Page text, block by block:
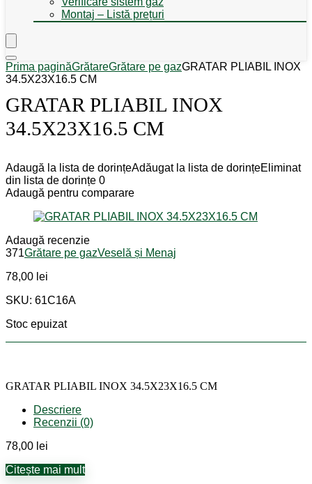
Montaj – Listă prețuri
Prima paginăGrătareGrătare pe gazGRATAR PLIABIL INOX
34.5X23X16.5 CM
GRATAR PLIABIL INOX
34.5X23X16.5 CM
Adaugă la lista de dorințeAdăugat la lista de dorințeEliminat
din lista de dorințe 0
Adaugă pentru comparare
Adaugă recenzie
371Grătare pe gazVeselă și Menaj
78,00 lei
SKU: 61C16A
Stoc epuizat
GRATAR PLIABIL INOX 34.5X23X16.5 CM
Descriere
Recenzii (0)
78,00 lei
Citește mai mult